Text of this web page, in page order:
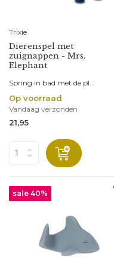
Trixie
Dierenspel met
zuignappen - Mrs.
Elephant
Spring in bad met de pl...
Op voorraad
Vandaag verzonden
21,95
sale 40%